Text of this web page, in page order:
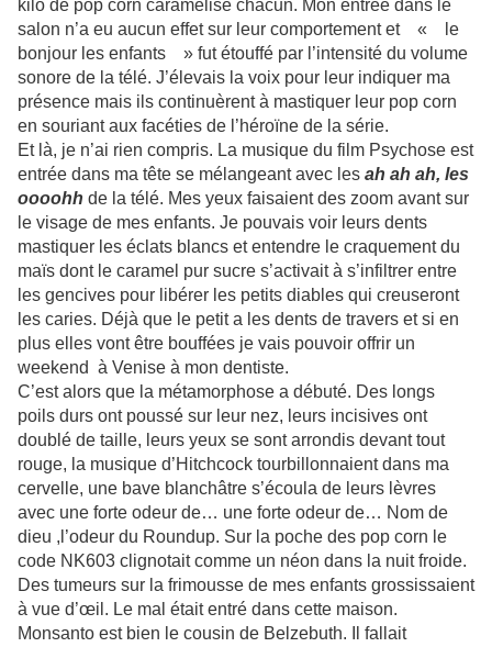
kilo de pop corn caramélisé chacun. Mon entrée dans le
salon n’a eu aucun effet sur leur comportement et « le
bonjour les enfants » fut étouffé par l’intensité du volume
sonore de la télé. J’élevais la voix pour leur indiquer ma
présence mais ils continuèrent à mastiquer leur pop corn
en souriant aux facéties de l’héroïne de la série.
Et là, je n’ai rien compris. La musique du film Psychose est
entrée dans ma tête se mélangeant avec les ah ah ah, les
oooohh de la télé. Mes yeux faisaient des zoom avant sur
le visage de mes enfants. Je pouvais voir leurs dents
mastiquer les éclats blancs et entendre le craquement du
maïs dont le caramel pur sucre s’activait à s’infiltrer entre
les gencives pour libérer les petits diables qui creuseront
les caries. Déjà que le petit a les dents de travers et si en
plus elles vont être bouffées je vais pouvoir offrir un
weekend à Venise à mon dentiste.
C’est alors que la métamorphose a débuté. Des longs
poils durs ont poussé sur leur nez, leurs incisives ont
doublé de taille, leurs yeux se sont arrondis devant tout
rouge, la musique d’Hitchcock tourbillonnaient dans ma
cervelle, une bave blanchâtre s’écoula de leurs lèvres
avec une forte odeur de… une forte odeur de… Nom de
dieu ,l’odeur du Roundup. Sur la poche des pop corn le
code NK603 clignotait comme un néon dans la nuit froide.
Des tumeurs sur la frimousse de mes enfants grossissaient
à vue d’œil. Le mal était entré dans cette maison.
Monsanto est bien le cousin de Belzebuth. Il fallait